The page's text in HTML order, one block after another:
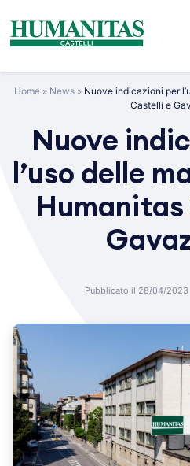
content
Home» News» Nuove indicazioni per
Castelli e
Nuove
l’uso delle
Pubblicato il 28/04/2023